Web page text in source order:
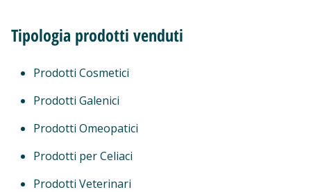
Tipologia prodotti venduti
Prodotti Cosmetici
Prodotti Galenici
Prodotti Omeopatici
Prodotti per Celiaci
Prodotti Veterinari